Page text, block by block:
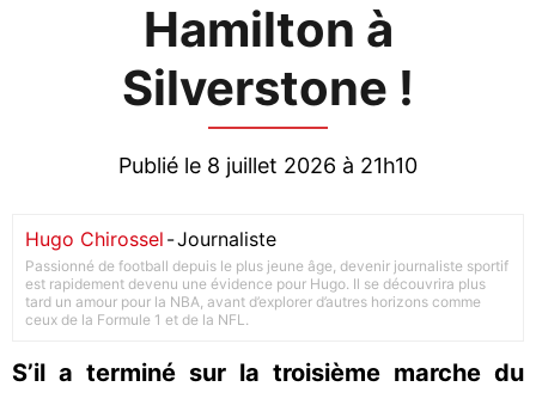
Hamilton à
Silverstone !
Publié le 8 juillet 2026 à 21h10
Hugo Chirossel -Journaliste
Passionné de football depuis le plus jeune âge, devenir journaliste sportif
est rapidement devenu une évidence pour Hugo. Il se découvrira plus
tard un amour pour la NBA, avant d’explorer d’autres horizons comme
ceux de la Formule 1 et de la NFL.
S’il a terminé sur la troisième marche du